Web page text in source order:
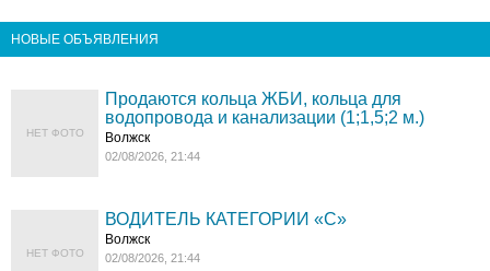
НОВЫЕ ОБЪЯВЛЕНИЯ
НЕТ ФОТО
Продаются кольца ЖБИ, кольца для
водопровода и канализации (1;1,5;2 м.)
Волжск
02/08/2026, 21:44
НЕТ ФОТО
ВОДИТЕЛЬ КАТЕГОРИИ «C»
Волжск
02/08/2026, 21:44